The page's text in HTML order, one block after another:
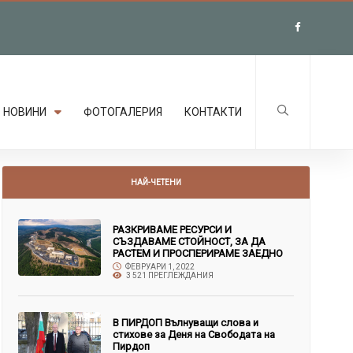
НОВИНИ ФОТОГАЛЕРИЯ КОНТАКТИ
НАЙ-ЧЕТЕНИ
РАЗКРИВАМЕ РЕСУРСИ И
СЪЗДАВАМЕ СТОЙНОСТ, ЗА ДА
РАСТЕМ И ПРОСПЕРИРАМЕ ЗАЕДНО
ФЕВРУАРИ 1, 2022
3 521 ПРЕГЛЕЖДАНИЯ
В ПИРДОП Вълнуващи слова и
стихове за Деня на Свободата на
Пирдоп